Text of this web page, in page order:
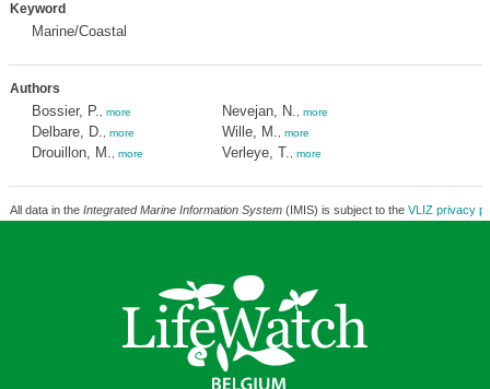
Keyword
Marine/Coastal
Authors
Bossier, P. more
Delbare, D. more
Drouillon, M. more
Nevejan, N. more
Wille, M. more
Verleye, T. more
All data in the Integrated Marine Information System(IMIS) is subject to the VLIZ privacy